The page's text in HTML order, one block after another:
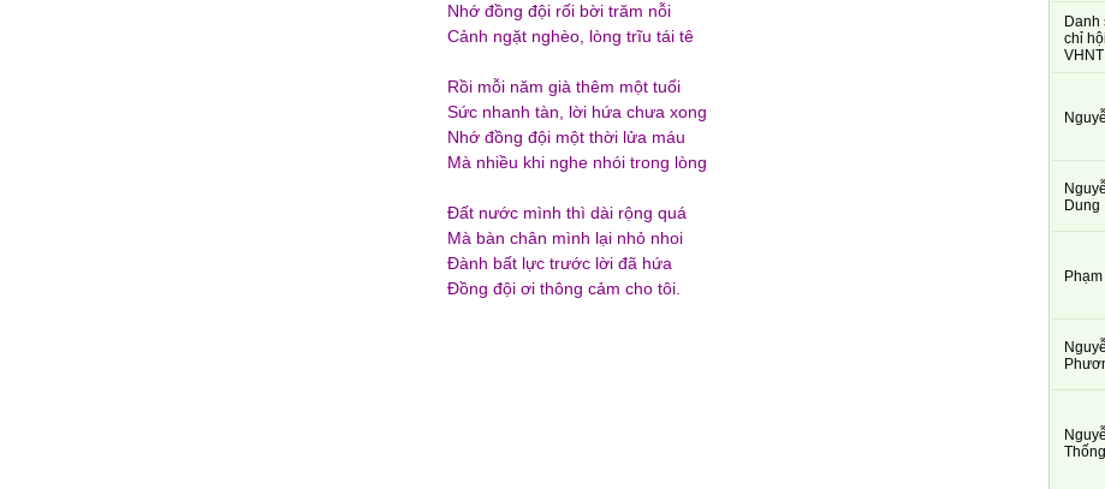
Nhớ đồng đội rối bời trăm nỗi
Cảnh ngặt nghèo, lòng trĩu tái tê
Rồi mỗi năm già thêm một tuổi
Sức nhanh tàn, lời hứa chưa xong
Nhớ đồng đội một thời lửa máu
Mà nhiều khi nghe nhói trong lòng
Đất nước mình thì dài rộng quá
Mà bàn chân mình lại nhỏ nhoi
Đành bất lực trước lời đã hứa
Đồng đội ơi thông cảm cho tôi.
Danh
chỉ
Dung